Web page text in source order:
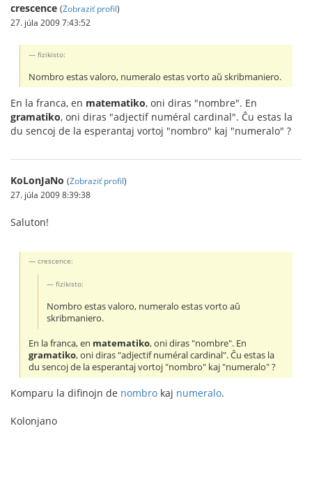
crescence (Zobraziť profil)
27. júla 2009 7:43:52
fizikisto:
Nombro estas valoro, numeralo estas vorto aŭ skribmaniero.
En la franca, en matematiko, oni diras "nombre". En
gramatiko, oni diras "adjectif numéral cardinal". Ĉu estas la
du sencoj de la esperantaj vortoj "nombro" kaj "numeralo" ?
KoLonJaNo (Zobraziť profil)
27. júla 2009 8:39:38
Saluton!
crescence:
fizikisto:
Nombro estas valoro, numeralo estas vorto aŭ
skribmaniero.
En la franca, en matematiko, oni diras "nombre". En
gramatiko, oni diras "adjectif numéral cardinal". Ĉu estas la
du sencoj de la esperantaj vortoj "nombro" kaj "numeralo" ?
Komparu la difinojn de nombro kaj numeralo.
Kolonjano